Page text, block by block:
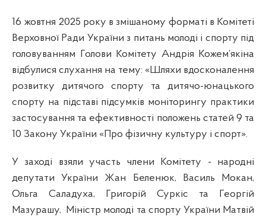
16 жовтня 2025 року в змішаному форматі в Комітеті
Верховної Ради України з питань молоді і спорту під
головуванням Голови Комітету Андрія Кожем’якіна
відбулися слухання на тему: «Шляхи вдосконалення
розвитку дитячого спорту та дитячо-юнацького
спорту на підставі підсумків моніторингу практики
застосування та ефективності положень статей 9 та
10 Закону України «Про фізичну культуру і спорт».
У заході взяли участь члени Комітету - народні
депутати України Жан Беленюк, Василь Мокан,
Ольга Саладуха, Григорій Суркіс та Георгій
Мазурашу, Міністр молоді та спорту України Матвій